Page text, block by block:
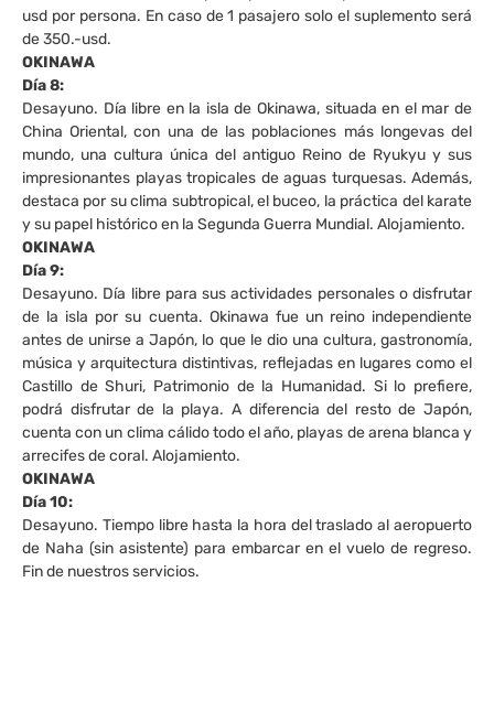
usd por persona. En caso de 1 pasajero solo el suplemento será
de 350.-usd.
OKINAWA
Día 8:
Desayuno. Día libre en la isla de Okinawa, situada en el mar de
China Oriental, con una de las poblaciones más longevas del
mundo, una cultura única del antiguo Reino de Ryukyu y sus
impresionantes playas tropicales de aguas turquesas. Además,
destaca por su clima subtropical, el buceo, la práctica del karate
y su papel histórico en la Segunda Guerra Mundial. Alojamiento.
OKINAWA
Día 9:
Desayuno. Día libre para sus actividades personales o disfrutar
de la isla por su cuenta. Okinawa fue un reino independiente
antes de unirse a Japón, lo que le dio una cultura, gastronomía,
música y arquitectura distintivas, reflejadas en lugares como el
Castillo de Shuri, Patrimonio de la Humanidad. Si lo prefiere,
podrá disfrutar de la playa. A diferencia del resto de Japón,
cuenta con un clima cálido todo el año, playas de arena blanca y
arrecifes de coral. Alojamiento.
OKINAWA
Día 10:
Desayuno. Tiempo libre hasta la hora del traslado al aeropuerto
de Naha (sin asistente) para embarcar en el vuelo de regreso.
Fin de nuestros servicios.